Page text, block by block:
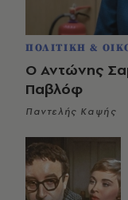
ΠΟΛΙΤΙΚΗ &
Ο Αντώνης
Παβλόφ
Παντελής Καψής